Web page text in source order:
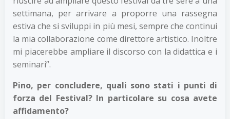
settimana, per arrivare a proporre una rassegna
estiva che si sviluppi in più mesi, sempre che continui
la mia collaborazione come direttore artistico. Inoltre
mi piacerebbe ampliare il discorso con la didattica e i
seminari”.
Pino, per concludere, quali sono stati i punti di
forza del Festival? In particolare su cosa avete
affidamento?